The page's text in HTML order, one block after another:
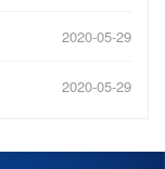
2020-05-29
2020-05-29